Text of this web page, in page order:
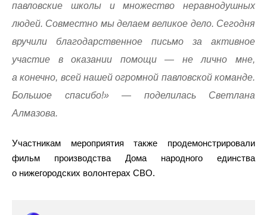
павловские школы и множество неравнодушных
людей. Совместно мы делаем великое дело. Сегодня
вручили благодарственное письмо за активное
участие в оказании помощи — не лично мне,
а конечно, всей нашей огромной павловской команде.
Большое спасибо!» — поделилась Светлана
Алмазова.
Участникам мероприятия также продемонстрировали
фильм производства Дома народного единства
о нижегородских волонтерах СВО.